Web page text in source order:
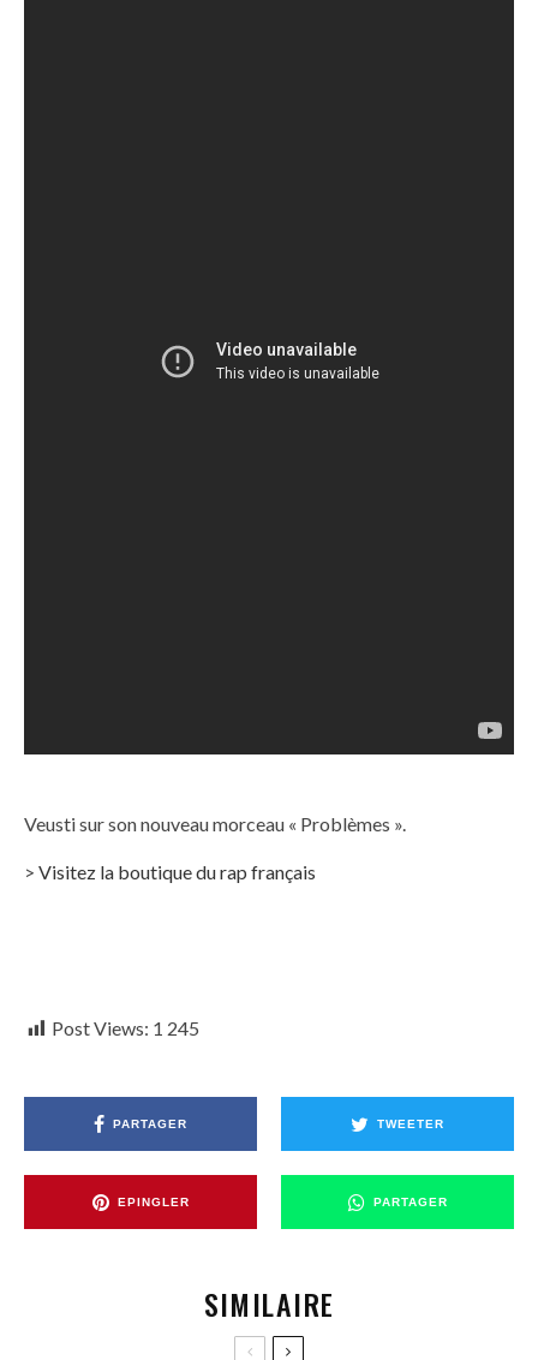
Veusti sur son nouveau morceau « Problèmes ».
> Visitez la boutique du rap français
Post Views: 1 245
PARTAGER TWEETER
EPINGLER PARTAGER
SIMILAIRE